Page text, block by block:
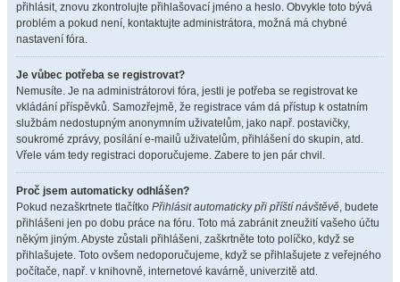
přihlásit, znovu zkontrolujte přihlašovací jméno a heslo. Obvykle toto bývá
problém a pokud není, kontaktujte administrátora, možná má chybné
nastavení fóra.
Je vůbec potřeba se registrovat?
Nemusíte. Je na administrátorovi fóra, jestli je potřeba se registrovat ke
vkládání příspěvků. Samozřejmě, že registrace vám dá přístup k ostatním
službám nedostupným anonymním uživatelům, jako např. postavičky,
soukromé zprávy, posílání e-mailů uživatelům, přihlášení do skupin, atd.
Vřele vám tedy registraci doporučujeme. Zabere to jen pár chvil.
Proč jsem automaticky odhlášen?
Pokud nezaškrtnete tlačítko Přihlásit automaticky při příští návštěvě, budete
přihlášeni jen po dobu práce na fóru. Toto má zabránit zneužití vašeho účtu
někým jiným. Abyste zůstali přihlášeni, zaškrtněte toto políčko, když se
přihlašujete. Toto ovšem nedoporučujeme, když se přihlašujete z veřejného
počítače, např. v knihovně, internetové kavárně, univerzitě atd.